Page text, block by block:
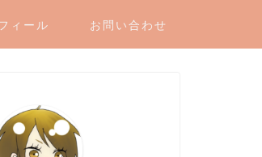
ィール お問い合わせ